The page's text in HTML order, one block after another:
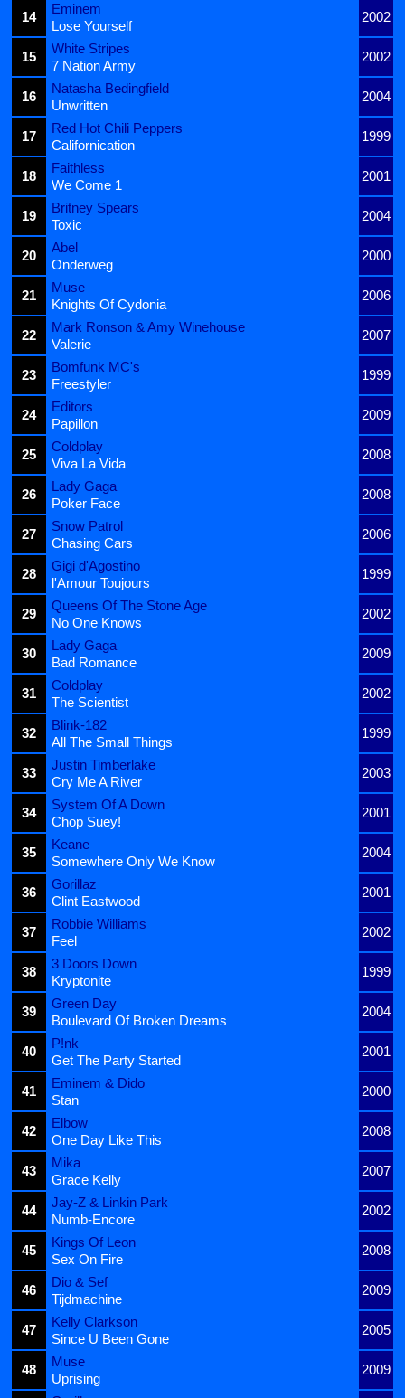
14
Eminem
2002
Lose Yourself
15
White Stripes
2002
7 Nation Army
16
Natasha Bedingfield
2004
Unwritten
17
Red Hot Chili Peppers
1999
Californication
18
Faithless
2001
We Come 1
19
Britney Spears
2004
Toxic
20
Abel
2000
Onderweg
21
Muse
2006
Knights Of Cydonia
22
Mark Ronson & Amy Winehouse
2007
Valerie
23
Bomfunk MC's
1999
Freestyler
24
Editors
2009
Papillon
25
Coldplay
2008
Viva La Vida
26
Lady Gaga
2008
Poker Face
27
Snow Patrol
2006
Chasing Cars
28
Gigi d'Agostino
1999
l'Amour Toujours
29
Queens Of The Stone Age
2002
No One Knows
30
Lady Gaga
2009
Bad Romance
31
Coldplay
2002
The Scientist
32
Blink-182
1999
All The Small Things
33
Justin Timberlake
2003
Cry Me A River
34
System Of A Down
2001
Chop Suey!
35
Keane
2004
Somewhere Only We Know
36
Gorillaz
2001
Clint Eastwood
37
Robbie Williams
2002
Feel
38
3 Doors Down
1999
Kryptonite
39
Green Day
2004
Boulevard Of Broken Dreams
40
P!nk
2001
Get The Party Started
41
Eminem & Dido
2000
Stan
42
Elbow
2008
One Day Like This
43
Mika
2007
Grace Kelly
44
Jay-Z & Linkin Park
2002
Numb-Encore
45
Kings Of Leon
2008
Sex On Fire
46
Dio & Sef
2009
Tijdmachine
47
Kelly Clarkson
2005
Since U Been Gone
48
Muse
2009
Uprising